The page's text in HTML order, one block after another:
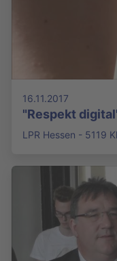
16.11.2017
"Respekt
LPR Hessen - 5119